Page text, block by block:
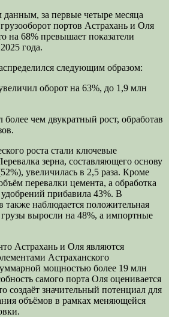
за первые четыре месяца
портов Астрахань и Оля
на 68% превышает показатели
года.
следующим образом:
оборот на 63%, до 1,9 млн
чем двукратный рост, обработав
роста стали ключевые
зерна, составляющего основу
увеличилась в 2,5 раза. Кроме
перевалки цемента, а обработка
прибавила 43%. В
также наблюдается положительная
выросли на 48%, а импортные
Астрахань и Оля являются
Астраханского
мощностью более 19 млн
самого порта Оля оценивается
создаёт значительный потенциал для
объёмов в рамках меняющейся